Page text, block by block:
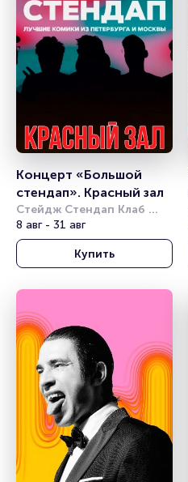
Концерт «Большой
стендап». Красный зал
Стейдж Стендап Клаб
(Stage StandUp Club)
8 авг - 31 авг
Купить